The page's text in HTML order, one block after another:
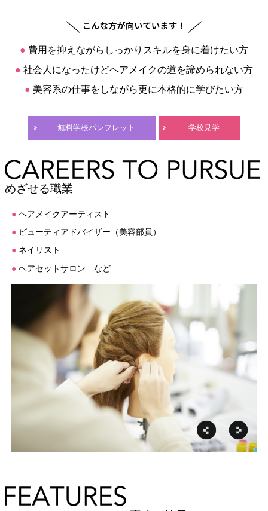
● 費用を抑えながらしっかりスキルを身に着けたい方
● 社会人になったけどヘアメイクの道を諦められない方
● 美容系の仕事をしながら更に本格的に学びたい方
無料学校パンフレット 学校見学
めざせる職業
● ヘアメイクアーティスト
● ビューティアドバイザー（美容部員）
● ネイリスト
● ヘアセットサロン など